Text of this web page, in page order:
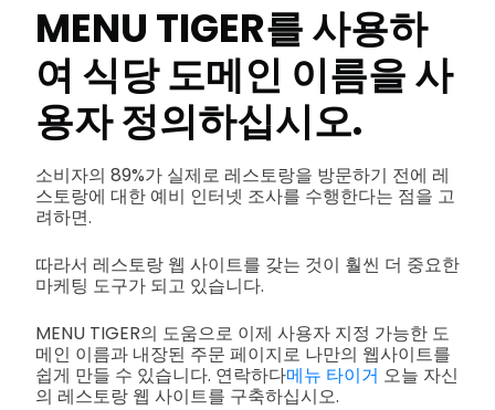
MENU TIGER를 사용하
여 식당 도메인 이름을 사
용자 정의하십시오.
소비자의 89%가 실제로 레스토랑을 방문하기 전에 레
스토랑에 대한 예비 인터넷 조사를 수행한다는 점을 고
려하면.
따라서 레스토랑 웹 사이트를 갖는 것이 훨씬 더 중요한
마케팅 도구가 되고 있습니다.
MENU TIGER의 도움으로 이제 사용자 지정 가능한 도
메인 이름과 내장된 주문 페이지로 나만의 웹사이트를
쉽게 만들 수 있습니다. 연락하다메뉴 타이거 오늘 자신
의 레스토랑 웹 사이트를 구축하십시오.